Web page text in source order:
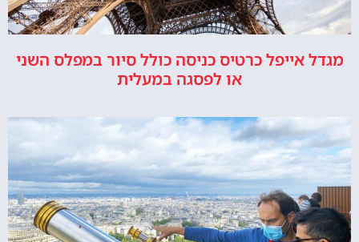
מגדל אייפל כרטיס כניסה כולל סיור במפלס השני
או לפסגה במעלית